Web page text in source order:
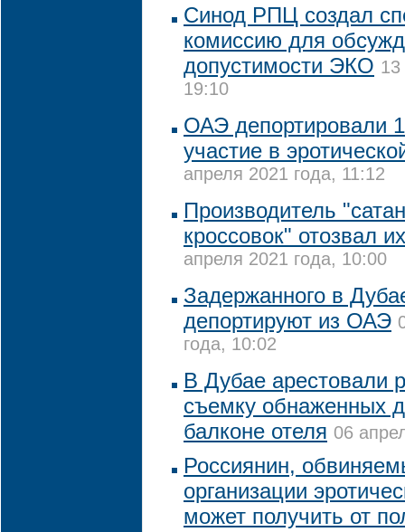
Синод РПЦ создал
комиссию для
допустимости ЭКО 13
19:10
ОАЭ депортировали
участие в
апреля 2021 года, 11:12
Производитель
кроссовок" отозвал
апреля 2021 года, 10:00
Задержанного в
депортируют из ОАЭ
года, 10:02
В Дубае арестовали
съемку обнаженных
балконе отеля 06
Россиянин,
организации
может получить от